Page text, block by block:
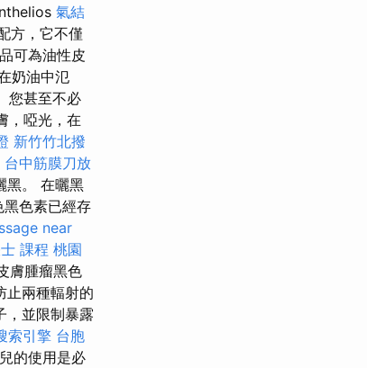
氣結
方，它不僅
可為油性皮
奶油中氾
您甚至不必
，啞光，在
新竹竹北撥
台中筋膜刀放
黑。 在曬黑
黑色素已經存
near
課程 桃園
膚腫瘤黑色
止兩種輻射的
，並限制暴露
索引擎 台胞
的使用是必